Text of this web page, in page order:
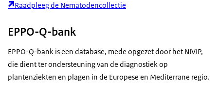
Raadpleeg de Nematodencollectie
EPPO-Q-bank
EPPO-Q-bank is een database, mede opgezet door het NIVIP,
die dient ter ondersteuning van de diagnostiek op
plantenziekten en plagen in de Europese en Mediterrane regio.